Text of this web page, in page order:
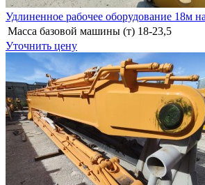
Удлиненное рабочее оборудование 18м
Масса базовой машины (т) 18-23,5
Уточнить цену